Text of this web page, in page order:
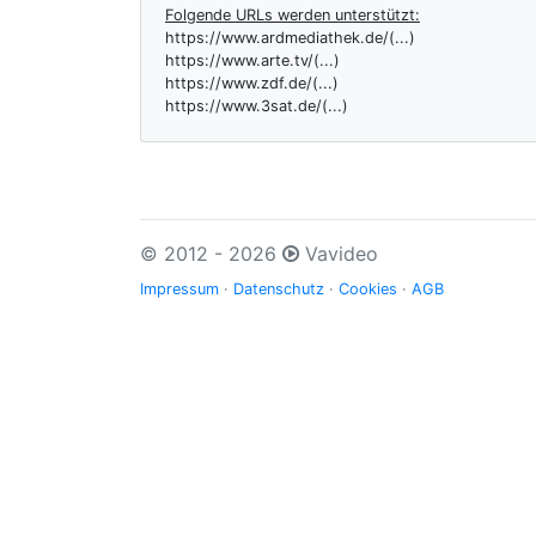
Folgende URLs werden unterstützt:
https://www.ardmediathek.de/(...)
https://www.arte.tv/(...)
https://www.zdf.de/(...)
https://www.3sat.de/(...)
© 2012 - 2026 Vavideo
Impressum · Datenschutz · Cookies · AGB